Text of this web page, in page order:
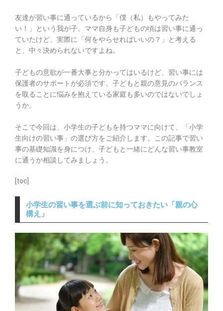
友達が習い事に通っているから「僕（私）もやってみた
い！」という我が子。 ママ自身も子どもの頃は習い事に通っ
ていたけど、実際に「何をやらせればいいの？」と考える
と、中々決められないですよね。
子どもの意欲が一番大事と分かってはいるけど、習い事には
保護者のサポートが必須です。子どもと親の意見のバランス
を取ることに悩みを抱えている家庭も多いのではないでしょ
うか。
そこで今回は、小学生の子どもを持つママに向けて、
「小学
生向けの習い事」の選び方をご紹介します。
この記事で習い
事の基礎知識を身につけ、子どもと一緒にどんな習い事教室
に通うか相談してみましょう。
[toc]
小学生の習い事を選ぶ前に知っておきたい「親の心
構え」